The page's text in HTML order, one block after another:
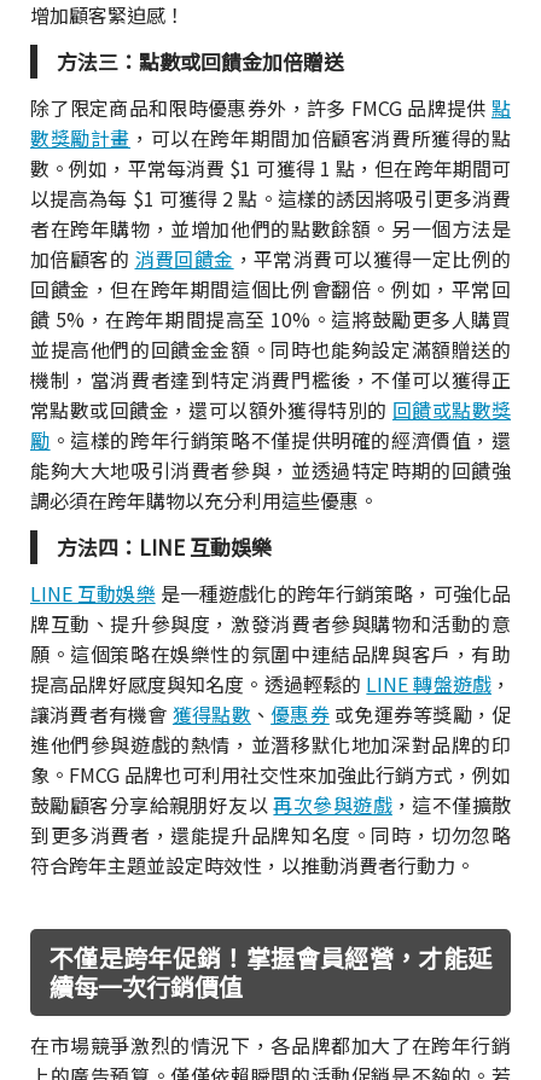
增加顧客緊迫感！
方法三：點數或回饋金加倍贈送
除了限定商品和限時優惠券外，許多 FMCG 品牌提供 點
數獎勵計畫 ，可以在跨年期間加倍顧客消費所獲得的點
數。例如，平常每消費 $1 可獲得 1 點，但在跨年期間可
以提高為每 $1 可獲得 2 點。這樣的誘因將吸引更多消費
者在跨年購物，並增加他們的點數餘額。另一個方法是
加倍顧客的 消費回饋金 ，平常消費可以獲得一定比例的
回饋金，但在跨年期間這個比例會翻倍。例如，平常回
饋 5%，在跨年期間提高至 10%。這將鼓勵更多人購買
並提高他們的回饋金金額。同時也能夠設定滿額贈送的
機制，當消費者達到特定消費門檻後，不僅可以獲得正
常點數或回饋金，還可以額外獲得特別的 回饋或點數獎
勵 。這樣的跨年行銷策略不僅提供明確的經濟價值，還
能夠大大地吸引消費者參與，並透過特定時期的回饋強
調必須在跨年購物以充分利用這些優惠。
方法四：LINE 互動娛樂
LINE 互動娛樂 是一種遊戲化的跨年行銷策略，可強化品
牌互動、提升參與度，激發消費者參與購物和活動的意
願。這個策略在娛樂性的氛圍中連結品牌與客戶，有助
提高品牌好感度與知名度。透過輕鬆的 LINE 轉盤遊戲 ，
讓消費者有機會 獲得點數 、 優惠券或免運券等獎勵，促
進他們參與遊戲的熱情，並潛移默化地加深對品牌的印
象。FMCG 品牌也可利用社交性來加強此行銷方式，例如
鼓勵顧客分享給親朋好友以再次參與遊戲，這不僅擴散
到更多消費者，還能提升品牌知名度。同時，切勿忽略
符合跨年主題並設定時效性，以推動消費者行動力。
不僅是跨年促銷！掌握會員經營，才能延
續每一次行銷價值
在市場競爭激烈的情況下，各品牌都加大了在跨年行銷